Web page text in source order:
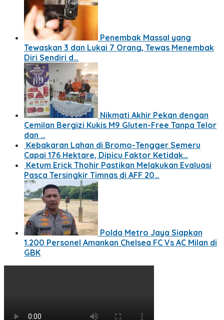
Penembak Massal yang
Tewaskan 3 dan Lukai 7 Orang, Tewas Menembak
Diri Sendiri d…
Nikmati Akhir Pekan dengan
Cemilan Bergizi Kukis M9 Gluten-Free Tanpa Telor
dan …
Kebakaran Lahan di Bromo-Tengger Semeru
Capai 176 Hektare, Dipicu Faktor Ketidak…
Ketum Erick Thohir Pastikan Melakukan Evaluasi
Pasca Tersingkir Timnas di AFF 20…
Polda Metro Jaya Siapkan
1.200 Personel Amankan Chelsea FC Vs AC Milan di
GBK